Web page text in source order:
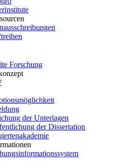
Forschung
der Unterlagen
der Dissertation